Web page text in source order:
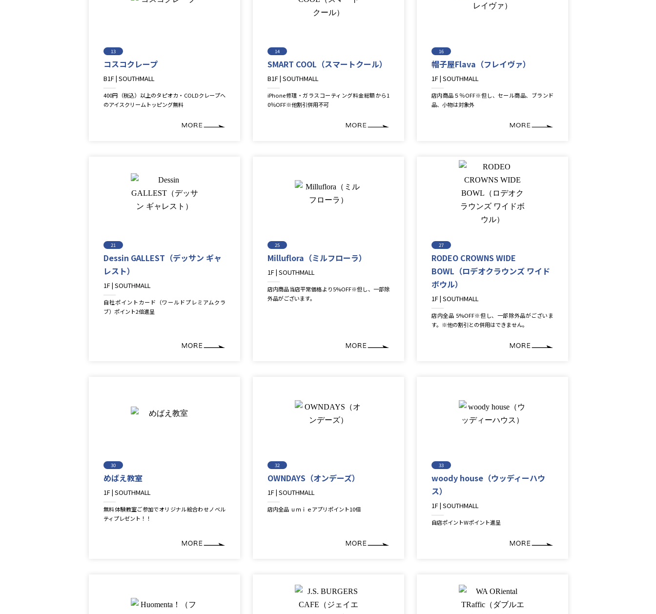
13
コスコクレープ
B1F | SOUTHMALL
Restaurant＆Cafe＆Sweets
400円（税込）以上のタピオカ・COLDクレープへ
のアイスクリームトッピング無料
14
SMART COOL（スマートクール）
B1F | SOUTHMALL
Service
iPhone修理・ガラスコーティング料金総額から1
0％OFF※他割引併用不可
16
帽子屋Flava（フレイヴァ）
1F | SOUTHMALL
Lifestyle＆Goods
店内商品５％OFF※但し、セール商品、ブランド
品、小物は対象外
21
Dessin GALLEST（デッサン ギャ
レスト）
1F | SOUTHMALL
Fashion
自社ポイントカード（ワールドプレミアムクラ
ブ）ポイント2倍進呈
25
Milluflora（ミルフローラ）
1F | SOUTHMALL
Lifestyle＆Goods
店内商品当店平常価格より5%OFF※但し、一部除
外品がございます。
27
RODEO CROWNS WIDE
BOWL（ロデオクラウンズ ワイド
ボウル）
1F | SOUTHMALL
Fashion
店内全品 5%OFF※但し、一部除外品がございま
す。※他の割引との併用はできません。
30
めばえ教室
1F | SOUTHMALL
Service
無料体験教室ご参加でオリジナル絵合わせノベル
ティプレゼント！！
32
OWNDAYS（オンデーズ）
1F | SOUTHMALL
Lifestyle＆Goods
店内全品 ｕｍｉｅアプリポイント10倍
33
woody house（ウッディーハウ
ス）
1F | SOUTHMALL
Fashion
自店ポイントWポイント進呈